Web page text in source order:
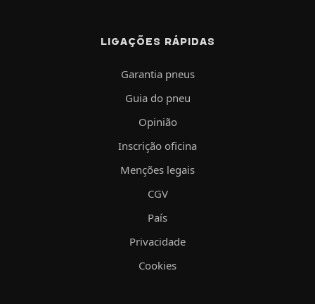
LIGAÇÕES RÁPIDAS
Garantia pneus
Guia do pneu
Opinião
Inscrição oficina
Menções legais
CGV
País
Privacidade
Cookies